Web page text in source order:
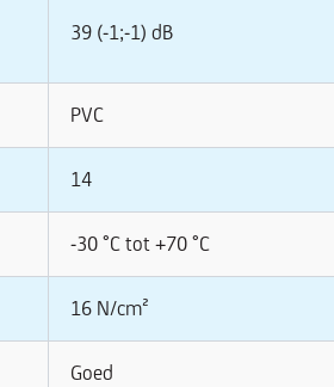
39 (-1;-1) dB
PVC
14
-30 °C tot +70 °C
16 N/cm²
Goed